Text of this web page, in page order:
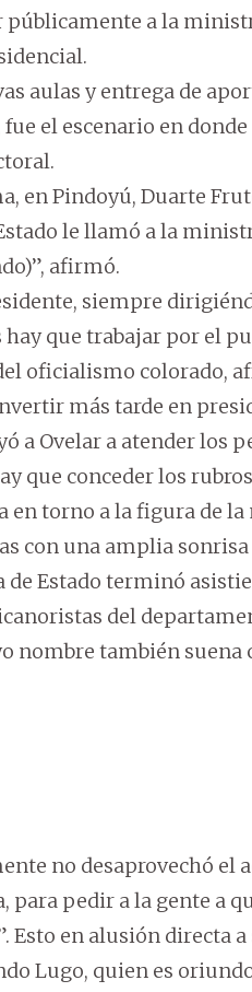
a la
aulas y entrega de
fue el escenario en
en Pindoyú, Duarte
le llamó a la
afirmó.
siempre
que trabajar por el
oficialismo colorado,
más tarde en
a Ovelar a atender los
que conceder los
torno a la figura de
con una amplia
de Estado terminó
del
nombre también
no desaprovechó el
para pedir a la gente a
Esto en alusión directa
Lugo, quien es